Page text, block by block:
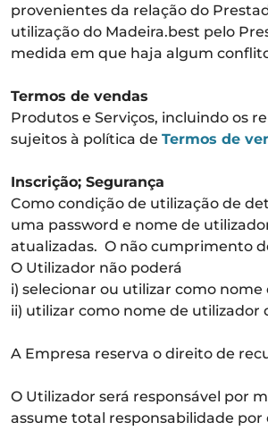
provenientes da relação do
utilização do Madeira.best pelo
medida em que haja algum
Termos de vendas
Produtos e Serviços, incluindo os
sujeitos à política de Termos de
Inscrição; Segurança
Como condição de utilização de
uma password e nome de
atualizadas. O não cumprimento
O Utilizador não poderá
i) selecionar ou utilizar como
ii) utilizar como nome de utilizador
A Empresa reserva o direito de
O Utilizador será responsável por
assume total responsabilidade